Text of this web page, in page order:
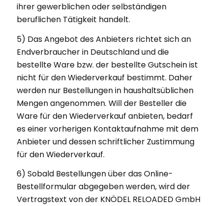
ihrer gewerblichen oder selbständigen
beruflichen Tätigkeit handelt.
5) Das Angebot des Anbieters richtet sich an
Endverbraucher in Deutschland und die
bestellte Ware bzw. der bestellte Gutschein ist
nicht für den Wiederverkauf bestimmt. Daher
werden nur Bestellungen in haushaltsüblichen
Mengen angenommen. Will der Besteller die
Ware für den Wiederverkauf anbieten, bedarf
es einer vorherigen Kontaktaufnahme mit dem
Anbieter und dessen schriftlicher Zustimmung
für den Wiederverkauf.
6) Sobald Bestellungen über das Online-
Bestellformular abgegeben werden, wird der
Vertragstext von der KNÖDEL RELOADED GmbH